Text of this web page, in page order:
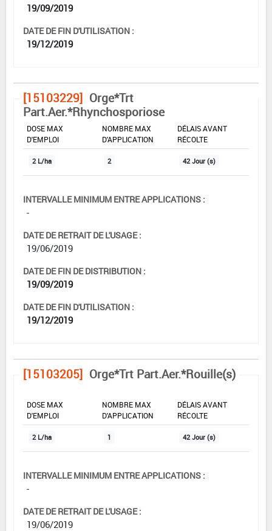
19/09/2019
DATE DE FIN D'UTILISATION :
19/12/2019
[15103229] Orge*Trt
Part.Aer.*Rhynchosporiose
DOSE MAX
D'EMPLOI
NOMBRE MAX
D'APPLICATION
DÉLAIS AVANT
RÉCOLTE
2 L/ha 2 42 Jour (s)
INTERVALLE MINIMUM ENTRE APPLICATIONS :
-
DATE DE RETRAIT DE L'USAGE :
19/06/2019
DATE DE FIN DE DISTRIBUTION :
19/09/2019
DATE DE FIN D'UTILISATION :
19/12/2019
[15103205] Orge*Trt Part.Aer.*Rouille(s)
DOSE MAX
D'EMPLOI
NOMBRE MAX
D'APPLICATION
DÉLAIS AVANT
RÉCOLTE
2 L/ha 1 42 Jour (s)
INTERVALLE MINIMUM ENTRE APPLICATIONS :
-
DATE DE RETRAIT DE L'USAGE :
19/06/2019